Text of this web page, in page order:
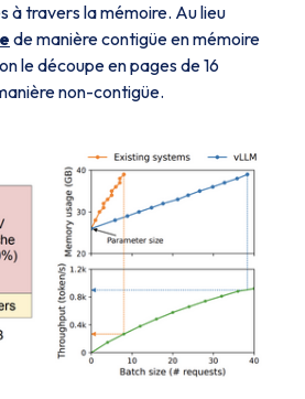
à travers la mémoire. Au lieu
de manière contigüe en mémoire
le découpe en pages de 16
non-contigüe.